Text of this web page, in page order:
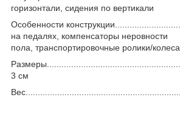
горизонтали, сидения по вертикали
Особенности
на педалях, компенсаторы неровности
пола, транспортировочные ролики/
3 см